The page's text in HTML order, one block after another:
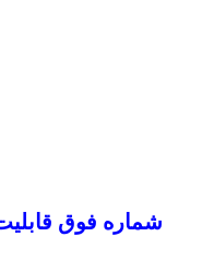
شماره فوق